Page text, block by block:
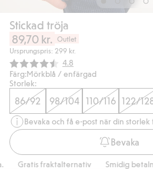
Stickad tröja
89,70 kr. Outlet
Ursprungspris: 299 kr.
Snittbetyg:
4.8
Färg:Mörkblå / enfärgad
Storlek:
86/92 98/104 110/116 122/
Bevaka och få e-post när din storlek
Bevaka
Gratis fraktalternativ Smidig